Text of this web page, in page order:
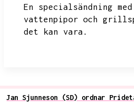
En specialsändning
vattenpipor och
det kan vara.